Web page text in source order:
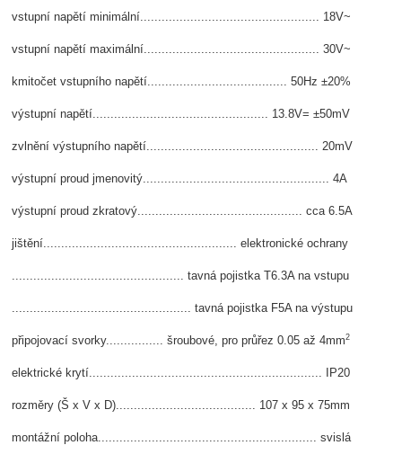
vstupní napětí minimální.................................................. 18V~
vstupní napětí maximální................................................. 30V~
kmitočet vstupního napětí....................................... 50Hz ±20%
výstupní napětí................................................. 13.8V= ±50mV
zvlnění výstupního napětí................................................ 20mV
výstupní proud jmenovitý.................................................... 4A
výstupní proud zkratový.............................................. cca 6.5A
jištění...................................................... elektronické ochrany
................................................ tavná pojistka T6.3A na vstupu
.................................................. tavná pojistka F5A na výstupu
připojovací svorky................ šroubové, pro průřez 0.05 až 4mm2
elektrické krytí................................................................. IP20
rozměry (Š x V x D)....................................... 107 x 95 x 75mm
montážní poloha............................................................. svislá